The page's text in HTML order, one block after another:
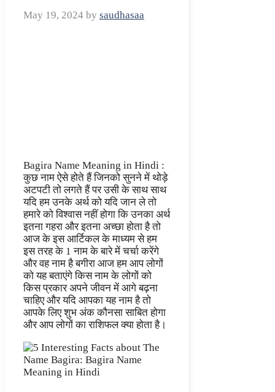
May 19, 2024 by saudhasaa
Bagira Name Meaning in Hindi :
कुछ नाम ऐसे होते हैं जिनको सुनने में थोड़े
अटपटी तो लगते हैं पर उसी के साथ साथ
यदि हम उनके अर्थ को यदि जान ले तो
हमारे को विश्वास नहीं होगा कि उनका अर्थ
इतना गहरा और इतना अच्छा होता है तो
आज के इस आर्टिकल के माध्यम से हम
इस तरह के 1 नाम के बारे में चर्चा करेंगे
और वह नाम है बगीरा आज हम आप लोगों
को यह बताएंगे किस नाम के लोगों को
किस प्रकार अपने जीवन में आगे बढ़ना
चाहिए और यदि आपका यह नाम है तो
आपके लिए शुभ अंक कौनसा साबित होगा
और आप लोगों का राशिफल क्या होता है।